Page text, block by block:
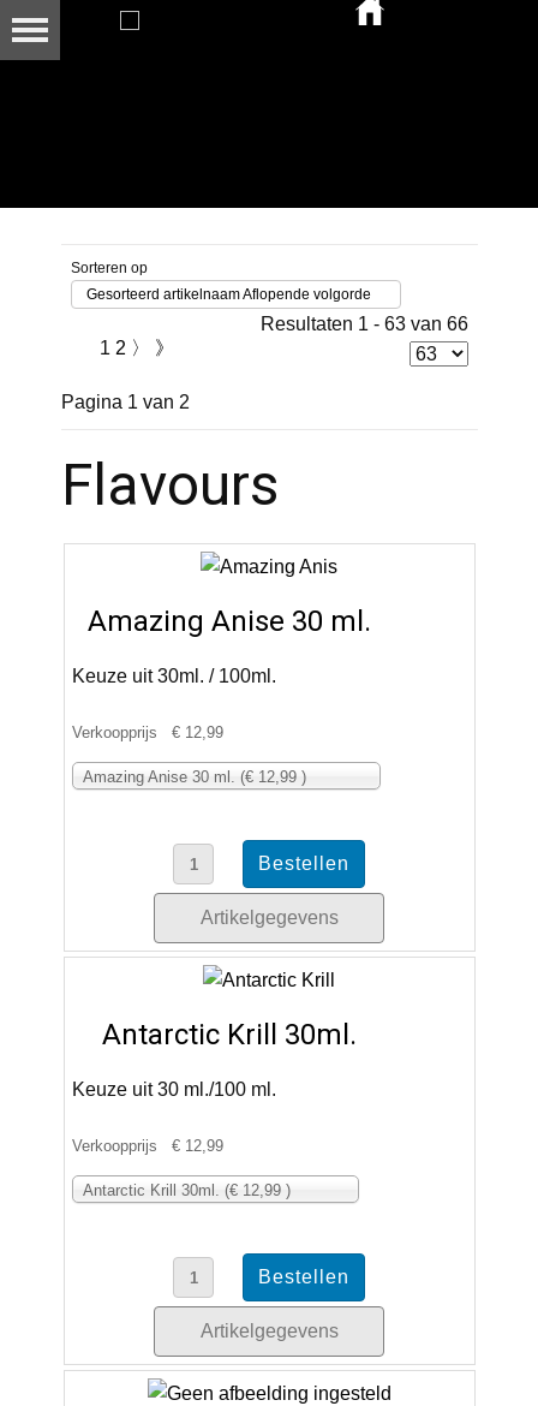
Sorteren op
Gesorteerd artikelnaam Aflopende volgorde
1 2 〉 》
Pagina 1 van 2
Resultaten 1 - 63 van 66
Flavours
Amazing Anise 30 ml.
Keuze uit 30ml. / 100ml.
Verkoopprijs € 12,99
Amazing Anise 30 ml. (€ 12,99 )
Artikelgegevens
Antarctic Krill 30ml.
Keuze uit 30 ml./100 ml.
Verkoopprijs € 12,99
Antarctic Krill 30ml. (€ 12,99 )
Artikelgegevens